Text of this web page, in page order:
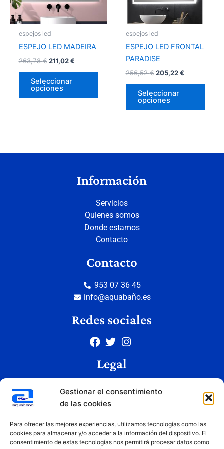
Gestionar el consentimiento
de las cookies
Para ofrecer las mejores experiencias, utilizamos tecnologías como las
cookies para almacenar y/o acceder a la información del dispositivo. El
consentimiento de estas tecnologías nos permitirá procesar datos como
espejos led
ESPEJO LED MADEIRA
263,78€ 211,02€
Seleccionar
opciones
opciones
producto
espejos led
ESPEJO LED FRONTAL
PARADISE
256,52€ 205,22€
Seleccionar
opciones
Información
Servicios
Quienes somos
Donde estamos
Contacto
Contacto
953 07 36 45
info@aquabaño.es
Redes sociales
Legal
Política de privacidad
Condiciones de uso